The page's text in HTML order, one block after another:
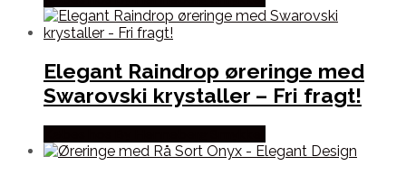
Elegant Raindrop øreringe med
Swarovski krystaller – Fri fragt!